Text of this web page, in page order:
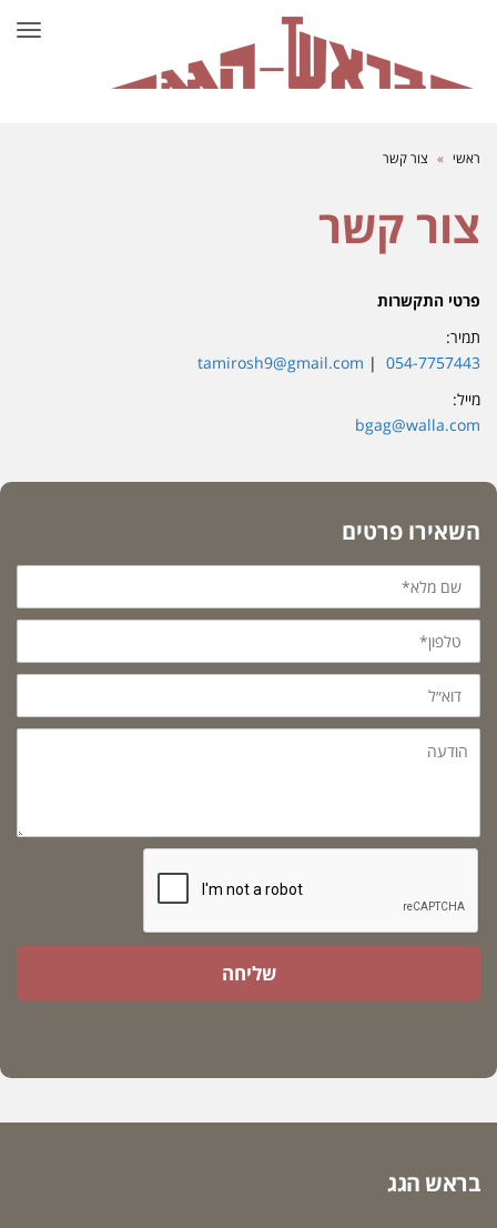
ראשי » צור קשר
צור קשר
פרטי התקשרות
תמיר:
054-7757443
|
tamirosh9@gmail.com
מייל:
bgag@walla.com
השאירו פרטים
שם
מלא*
טלפון*
דוא״ל
הודעה
שליחה
בראש הגג